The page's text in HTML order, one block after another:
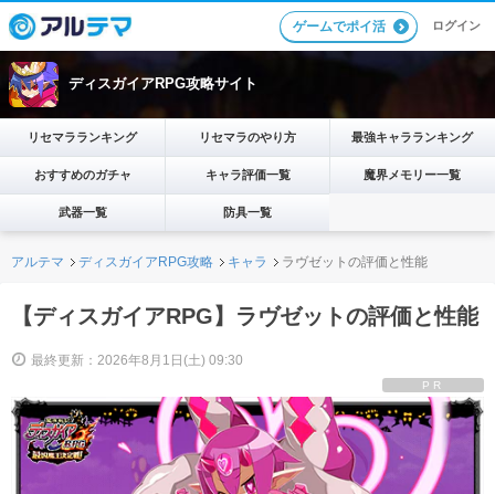
ゲームでポイ活 ログイン
ディスガイアRPG攻略サイト
リセマラランキング リセマラのやり方 最強キャラランキング
おすすめのガチャ キャラ評価一覧 魔界メモリー一覧
武器一覧 防具一覧
アルテマ ディスガイアRPG攻略 キャラ ラヴゼットの評価と性能
【ディスガイアRPG】ラヴゼットの評価と性能
最終更新：2026年8月1日(土) 09:30
PR